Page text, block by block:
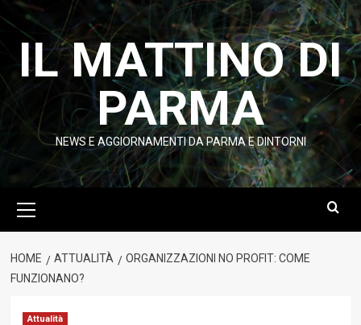
contenuto
IL MATTINO DI
PARMA
NEWS E AGGIORNAMENTI DA PARMA E DINTORNI
principale
HOME ATTUALITÀ
ORGANIZZAZIONI NO PROFIT: COME
FUNZIONANO?
Attualità